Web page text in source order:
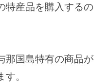
特産品を購入するの
那国島特有の商品が
。